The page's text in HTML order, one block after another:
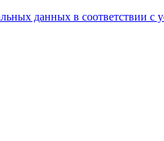
данных в соответствии с